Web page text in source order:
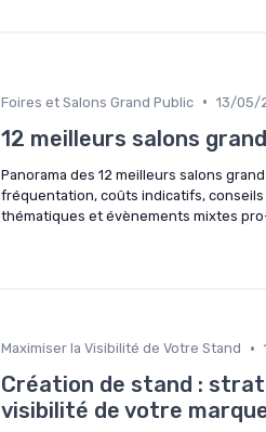
Foires et Salons Grand Public • 13/05/
12 meilleurs salons
Panorama des 12 meilleurs salons
fréquentation, coûts indicatifs,
thématiques et évènements mixtes
Maximiser la Visibilité de Votre Stand •
Création de stand :
visibilité de votre